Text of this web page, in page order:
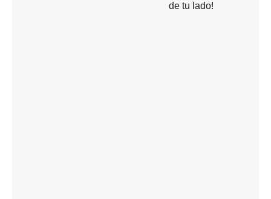
de tu lado!